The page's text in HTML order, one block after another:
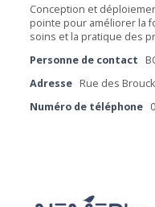
Conception et
pointe pour améliorer la
soins et la pratique des
Personne de contact
Adresse Rue des
Numéro de téléphone